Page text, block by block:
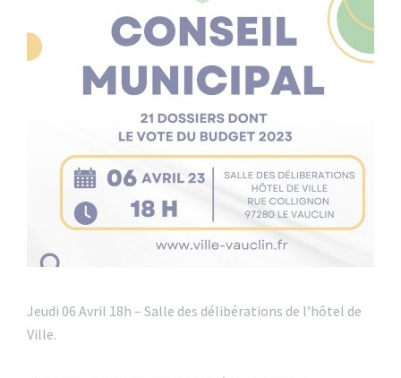
Jeudi 06 Avril 18h – Salle des délibérations de l’hôtel de
Ville.